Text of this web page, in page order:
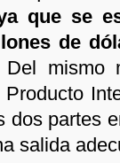
que se
de
mismo
dos partes
salida